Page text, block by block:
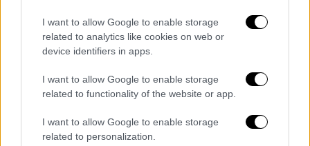
I want to allow Google to enable storage
related to analytics like cookies on web or
device identifiers in apps.
I want to allow Google to enable storage
related to functionality of the website or app.
I want to allow Google to enable storage
related to personalization.
απομόνωσης, μελαγχολίας, παροξυσμούκαι
-εν τέλει- ενόςπάθουςέξω από τα όρια του
πολιτισμού, εκεί που κυριαρχούν οι φυσικές
δυνάμεις και τα ένστικτα».